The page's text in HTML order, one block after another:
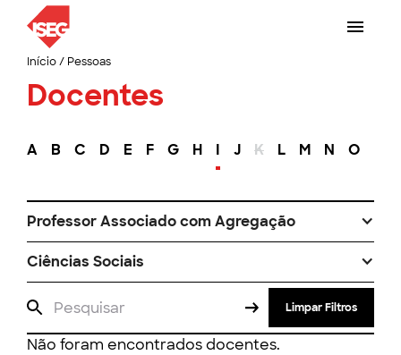
Início/ Pessoas
Docentes
A B C D E F G H I J K L M N O
Professor Associado com Agregação
Ciências Sociais
Limpar Filtros
Não foram encontrados docentes.